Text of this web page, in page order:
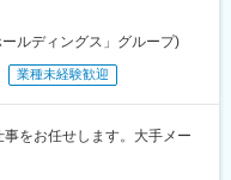
ルディングス」グループ)
業種未経験歓迎
をお任せします。大手メー